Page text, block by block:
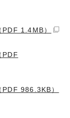
1.4MB）
PDF
986.3KB）